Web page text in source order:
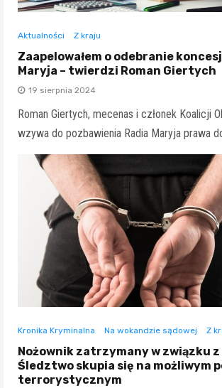
Aktualności Z kraju
Zaapelowałem o odebranie
Maryja – twierdzi Roman Giertych
19 sierpnia 2024
Roman Giertych, mecenas i członek Koalicji
wzywa do pozbawienia Radia Maryja prawa
Kronika Kryminalna Na wokandzie sądowej Z
Nożownik zatrzymany w związku z
Śledztwo skupia się na możliwym
terrorystycznym